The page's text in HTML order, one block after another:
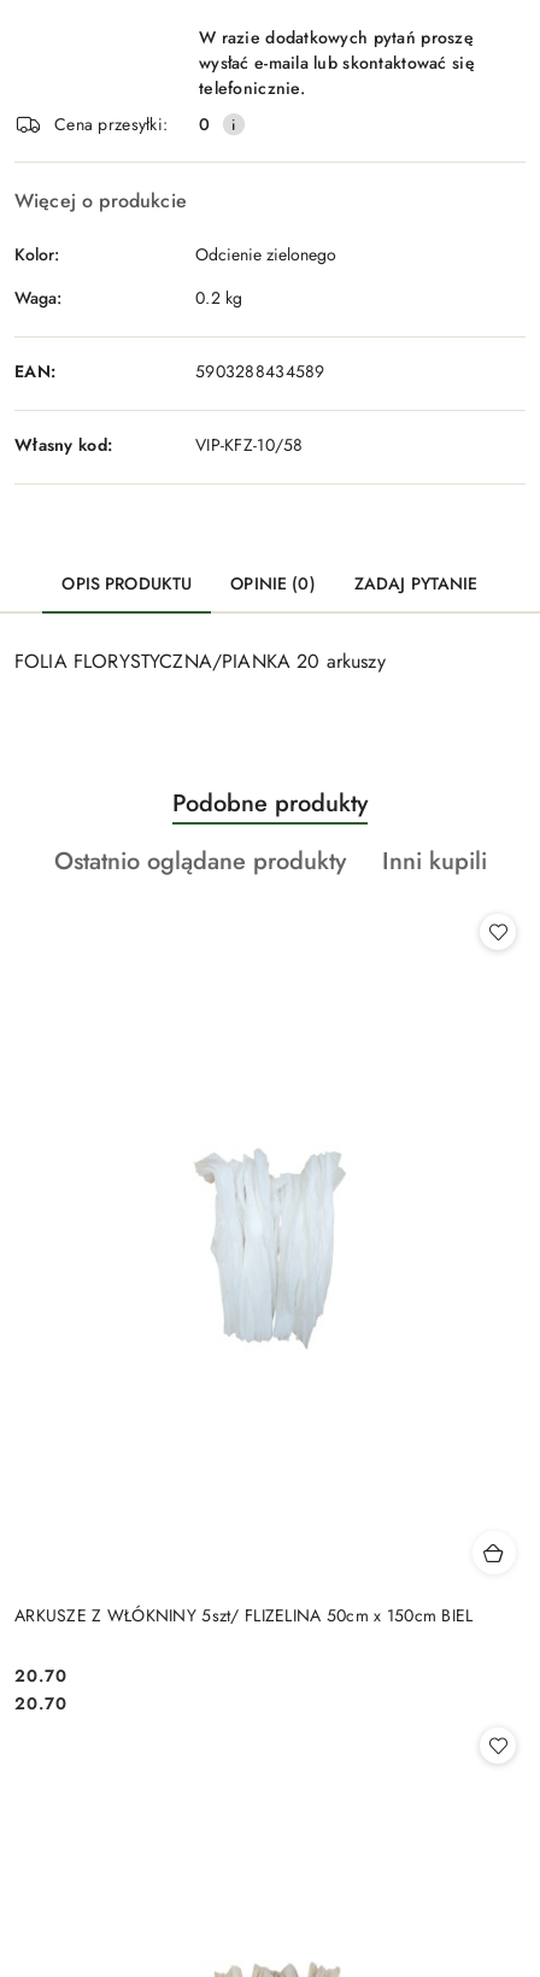
W razie dodatkowych pytań proszę
wysłać e-maila lub skontaktować się
telefonicznie.
Cena przesyłki:
0
Więcej o produkcie
Kolor:
Odcienie zielonego
Waga:
0.2 kg
EAN: 5903288434589
Własny kod: VIP-KFZ-10/58
OPIS PRODUKTU OPINIE (0) ZADAJ PYTANIE
FOLIA FLORYSTYCZNA/PIANKA 20 arkuszy
Pomiń karuzelę produktów
Produkty
o
statusie:
Podobne produkty
Produkty
Ostatnio oglądane produkty
Produkty
Inni kupili
ARKUSZE Z WŁÓKNINY 5szt/ FLIZELINA 50cm x 150cm BIEL
Cena:
20.70
Cena:
20.70